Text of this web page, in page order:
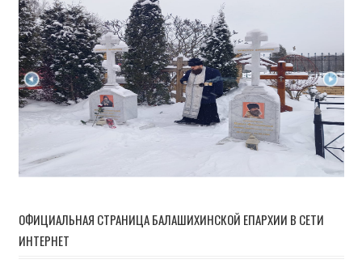
ОФИЦИАЛЬНАЯ СТРАНИЦА БАЛАШИХИНСКОЙ ЕПАРХИИ В СЕТИ
ИНТЕРНЕТ